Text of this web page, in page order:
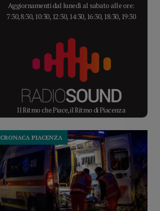
Aggiornamenti dal lunedì al sabato alle ore:
7:30, 8:30, 10:30, 12:30, 14:30, 16:30, 18:30, 19:30
Il Ritmo che Piace, il Ritmo di Piacenza
CRONACA PIACENZA